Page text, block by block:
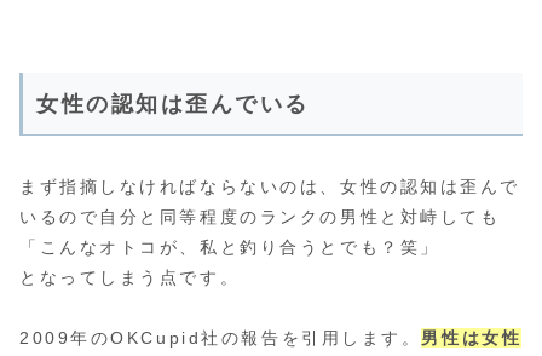
女性の認知は歪んでいる
まず指摘しなければならないのは、女性の認知は歪んで
いるので自分と同等程度のランクの男性と対峙しても
「こんなオトコが、私と釣り合うとでも？笑」
となってしまう点です。
2009年のOKCupid社の報告を引用します。 男性は女性